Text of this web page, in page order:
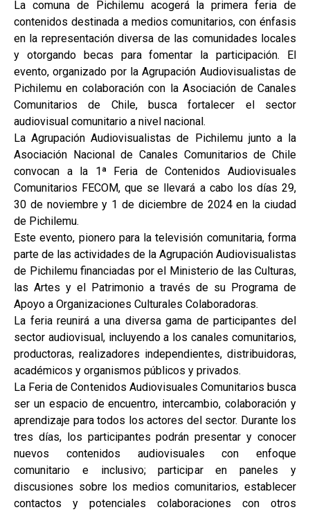
La comuna de Pichilemu acogerá la primera feria de
contenidos destinada a medios comunitarios, con énfasis
en la representación diversa de las comunidades locales
y otorgando becas para fomentar la participación. El
evento, organizado por la Agrupación Audiovisualistas de
Pichilemu en colaboración con la Asociación de Canales
Comunitarios de Chile, busca fortalecer el sector
audiovisual comunitario a nivel nacional.
La Agrupación Audiovisualistas de Pichilemu junto a la
Asociación Nacional de Canales Comunitarios de Chile
convocan a la 1ª Feria de Contenidos Audiovisuales
Comunitarios FECOM, que se llevará a cabo los días 29,
30 de noviembre y 1 de diciembre de 2024 en la ciudad
de Pichilemu.
Este evento, pionero para la televisión comunitaria, forma
parte de las actividades de la Agrupación Audiovisualistas
de Pichilemu financiadas por el Ministerio de las Culturas,
las Artes y el Patrimonio a través de su Programa de
Apoyo a Organizaciones Culturales Colaboradoras.
La feria reunirá a una diversa gama de participantes del
sector audiovisual, incluyendo a los canales comunitarios,
productoras, realizadores independientes, distribuidoras,
académicos y organismos públicos y privados.
La Feria de Contenidos Audiovisuales Comunitarios busca
ser un espacio de encuentro, intercambio, colaboración y
aprendizaje para todos los actores del sector. Durante los
tres días, los participantes podrán presentar y conocer
nuevos contenidos audiovisuales con enfoque
comunitario e inclusivo; participar en paneles y
discusiones sobre los medios comunitarios, establecer
contactos y potenciales colaboraciones con otros